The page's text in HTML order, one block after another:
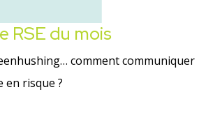
RSE du mois
comment communiquer
en risque ?